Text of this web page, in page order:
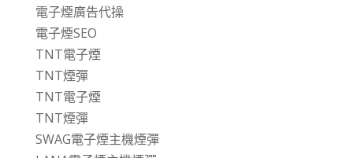
電子煙廣告代操
電子煙SEO
TNT電子煙
TNT煙彈
TNT電子煙
TNT煙彈
SWAG電子煙主機煙彈